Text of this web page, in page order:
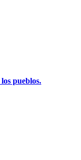
pueblos.